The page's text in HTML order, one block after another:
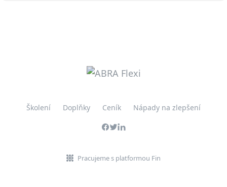
Školení Doplňky Ceník Nápady na zlepšení
Pracujeme s platformou Fin